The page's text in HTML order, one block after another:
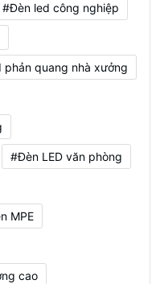
#Đèn led công nghiệp
phản quang nhà xưởng
#Đèn LED văn phòng
MPE
cao